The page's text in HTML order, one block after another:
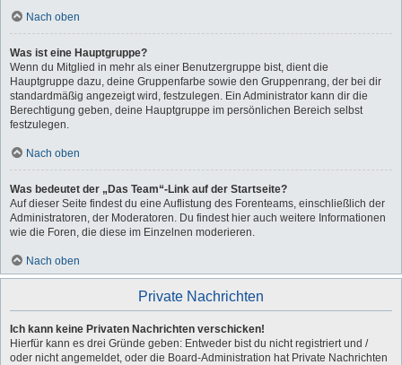
Nach oben
Was ist eine Hauptgruppe?
Wenn du Mitglied in mehr als einer Benutzergruppe bist, dient die
Hauptgruppe dazu, deine Gruppenfarbe sowie den Gruppenrang, der bei dir
standardmäßig angezeigt wird, festzulegen. Ein Administrator kann dir die
Berechtigung geben, deine Hauptgruppe im persönlichen Bereich selbst
festzulegen.
Nach oben
Was bedeutet der „Das Team“-Link auf der Startseite?
Auf dieser Seite findest du eine Auflistung des Forenteams, einschließlich der
Administratoren, der Moderatoren. Du findest hier auch weitere Informationen
wie die Foren, die diese im Einzelnen moderieren.
Nach oben
Private Nachrichten
Ich kann keine Privaten Nachrichten verschicken!
Hierfür kann es drei Gründe geben: Entweder bist du nicht registriert und /
oder nicht angemeldet, oder die Board-Administration hat Private Nachrichten